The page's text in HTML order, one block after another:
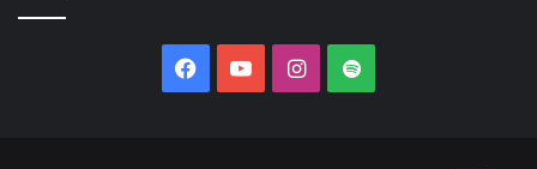
Facebook
YouTubeInstagram
Spotify